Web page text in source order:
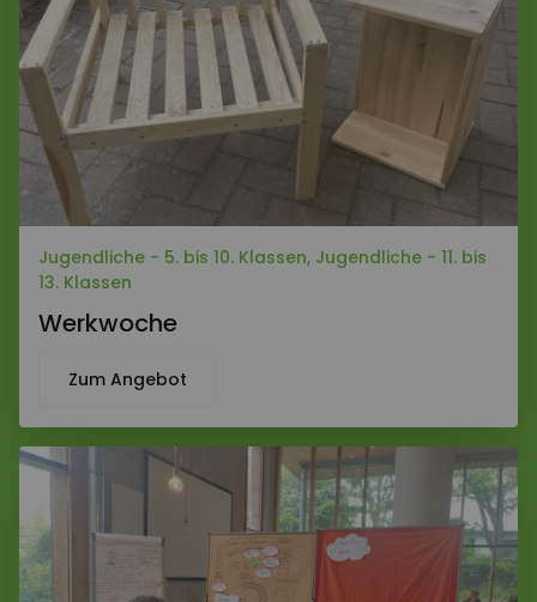
Jugendliche - 5. bis 10. Klassen, Jugendliche - 11. bis
13. Klassen
Werkwoche
Zum Angebot